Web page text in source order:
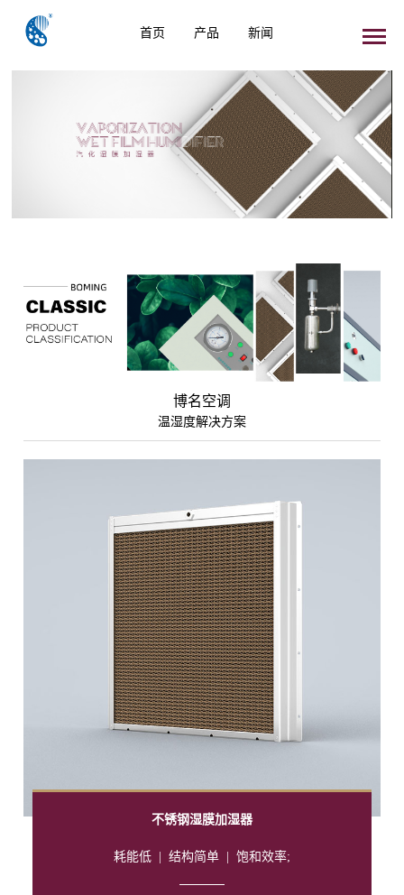
首页 产品 新闻
博名空调
温湿度解决方案
不锈钢湿膜加湿器
耗能低| 结构简单| 饱和效率;